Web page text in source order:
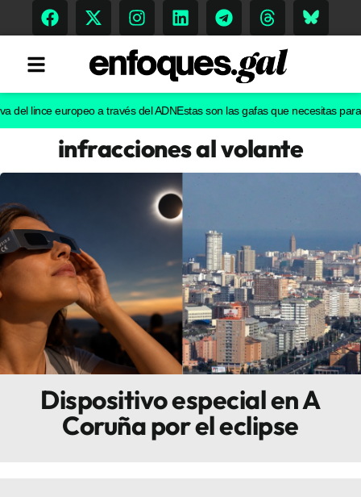
Gastronomía
Escenarios
Sostenibilidad
Innova
europeo a través del ADNEstas son las gafas que necesitas para ver
infracciones al volante
Dispositivo especial en A
Coruña por el eclipse